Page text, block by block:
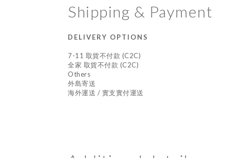
Shipping & Payment
DELIVERY OPTIONS
7-11 取貨不付款 (C2C)
全家 取貨不付款 (C2C)
Others
外島寄送
海外運送 / 實支實付運送